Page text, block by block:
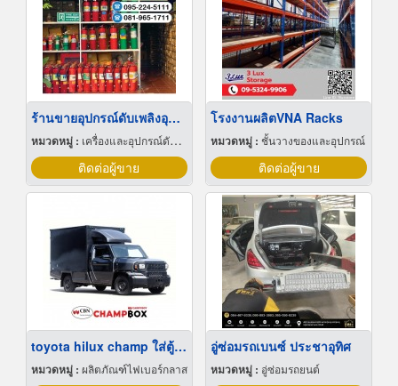
ร้านขายอุปกรณ์ดับเพลิงอุดรธานี
หมวดหมู่ : เครื่องและอุปกรณ์ดับเพลิง
ติดต่อผู้ขาย
โรงงานผลิตVNA Racks
หมวดหมู่ : ชั้นวางของและอุปกรณ์
ติดต่อผู้ขาย
toyota hilux champ ใส่ตู้ทึบ
หมวดหมู่ : ผลิตภัณฑ์ไฟเบอร์กลาส
อู่ซ่อมรถเบนซ์ ประชาอุทิศ
หมวดหมู่ : อู่ซ่อมรถยนต์